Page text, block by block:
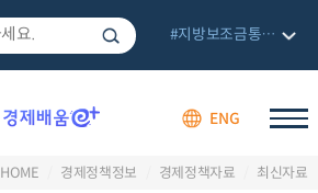
ENG
#지방보조금통합관리망
HOME 경제정책정보 경제정책자료 최신자료